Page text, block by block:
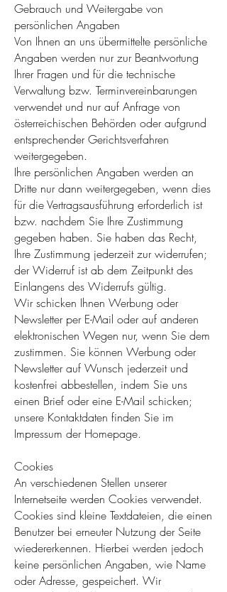
Gebrauch und Weitergabe von
persönlichen Angaben
Von Ihnen an uns übermittelte persönliche
Angaben werden nur zur Beantwortung
Ihrer Fragen und für die technische
Verwaltung bzw. Terminvereinbarungen
verwendet und nur auf Anfrage von
österreichischen Behörden oder aufgrund
entsprechender Gerichtsverfahren
weitergegeben.
Ihre persönlichen Angaben werden an
Dritte nur dann weitergegeben, wenn dies
für die Vertragsausführung erforderlich ist
bzw. nachdem Sie Ihre Zustimmung
gegeben haben. Sie haben das Recht,
Ihre Zustimmung jederzeit zur widerrufen;
der Widerruf ist ab dem Zeitpunkt des
Einlangens des Widerrufs gültig.
Wir schicken Ihnen Werbung oder
Newsletter per E-Mail oder auf anderen
elektronischen Wegen nur, wenn Sie dem
zustimmen. Sie können Werbung oder
Newsletter auf Wunsch jederzeit und
kostenfrei abbestellen, indem Sie uns
einen Brief oder eine E-Mail schicken;
unsere Kontaktdaten finden Sie im
Impressum der Homepage.
Cookies
An verschiedenen Stellen unserer
Internetseite werden Cookies verwendet.
Cookies sind kleine Textdateien, die einen
Benutzer bei erneuter Nutzung der Seite
wiedererkennen. Hierbei werden jedoch
keine persönlichen Angaben, wie Name
oder Adresse, gespeichert. Wir